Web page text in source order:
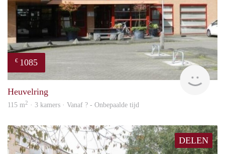
€ 1085
Heuvelring
115 m2 · 3 kamers · Vanaf ? - Onbepaalde tijd
DELEN